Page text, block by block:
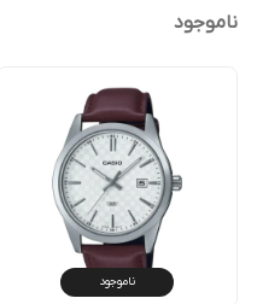
ناموجود
ناموجود